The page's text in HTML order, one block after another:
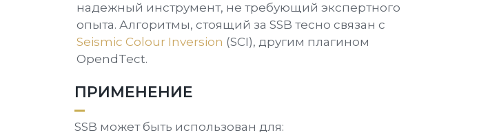
надежный инструмент, не требующий экспертного
опыта. Алгоритмы, стоящий за SSB тесно связан с
Seismic Colour Inversion (SCI), другим плагином
OpendTect.
ПРИМЕНЕНИЕ
SSB может быть использован для: